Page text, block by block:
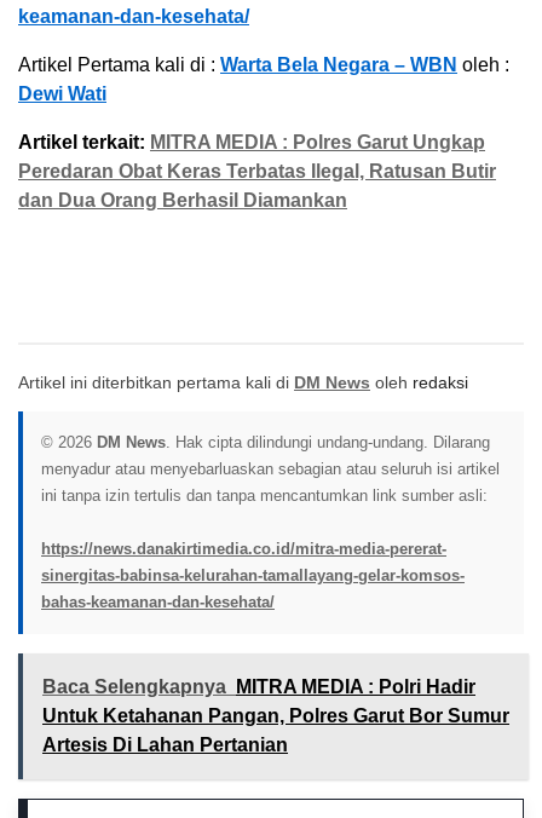
keamanan-dan-kesehata/
Artikel Pertama kali di : Warta Bela Negara – WBN oleh :
Dewi Wati
Artikel terkait: MITRA MEDIA : Polres Garut Ungkap
Peredaran Obat Keras Terbatas Ilegal, Ratusan Butir
dan Dua Orang Berhasil Diamankan
Artikel ini diterbitkan pertama kali di DM News oleh redaksi
© 2026 DM News. Hak cipta dilindungi undang-undang. Dilarang
menyadur atau menyebarluaskan sebagian atau seluruh isi artikel
ini tanpa izin tertulis dan tanpa mencantumkan link sumber asli:
https://news.danakirtimedia.co.id/mitra-media-pererat-
sinergitas-babinsa-kelurahan-tamallayang-gelar-komsos-
bahas-keamanan-dan-kesehata/
Baca Selengkapnya
MITRA MEDIA : Polri Hadir
Untuk Ketahanan Pangan, Polres Garut Bor Sumur
Artesis Di Lahan Pertanian